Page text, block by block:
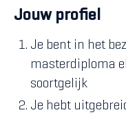
Jouw profiel
Je bent in het
masterdiploma
soortgelijk
Je hebt